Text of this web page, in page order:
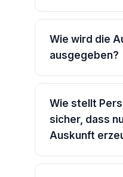
Wie wird die
ausgegeben?
Wie stellt
sicher, dass
Auskunft